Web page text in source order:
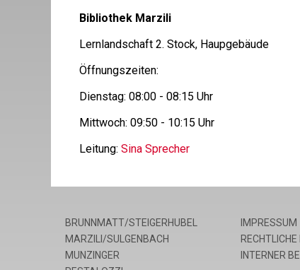
Bibliothek Marzili
Lernlandschaft 2. Stock, Haupgebäude
Öffnungszeiten:
Dienstag: 08:00 - 08:15 Uhr
Mittwoch: 09:50 - 10:15 Uhr
Leitung: Sina Sprecher
BRUNNMATT/STEIGERHUBEL
MARZILI/SULGENBACH
MUNZINGER
IMPRESSUM
RECHTLICHE
INTERNER